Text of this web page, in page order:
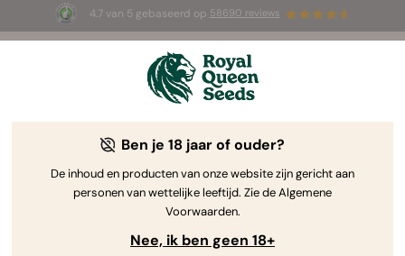
4.7 van 5 gebaseerd op 58690 reviews
☀️ Summer Sales: tot wel 50% korting
op geselecteerde producten! ⏤
Hoogproductieve wietzaadjes
Zeg vaarwel tegen tegenvallers en hallo tegen
overvloedige oogsten met onze selectie
hoogproductieve wietzaadjes. Laat onze topsoorten
je kweek naar een hoger niveau tillen!
Ben je 18 jaar of ouder?
De inhoud en producten van onze website zijn gericht aan
personen van wettelijke leeftijd. Zie de Algemene
Voorwaarden.
Nee, ik ben geen 18+